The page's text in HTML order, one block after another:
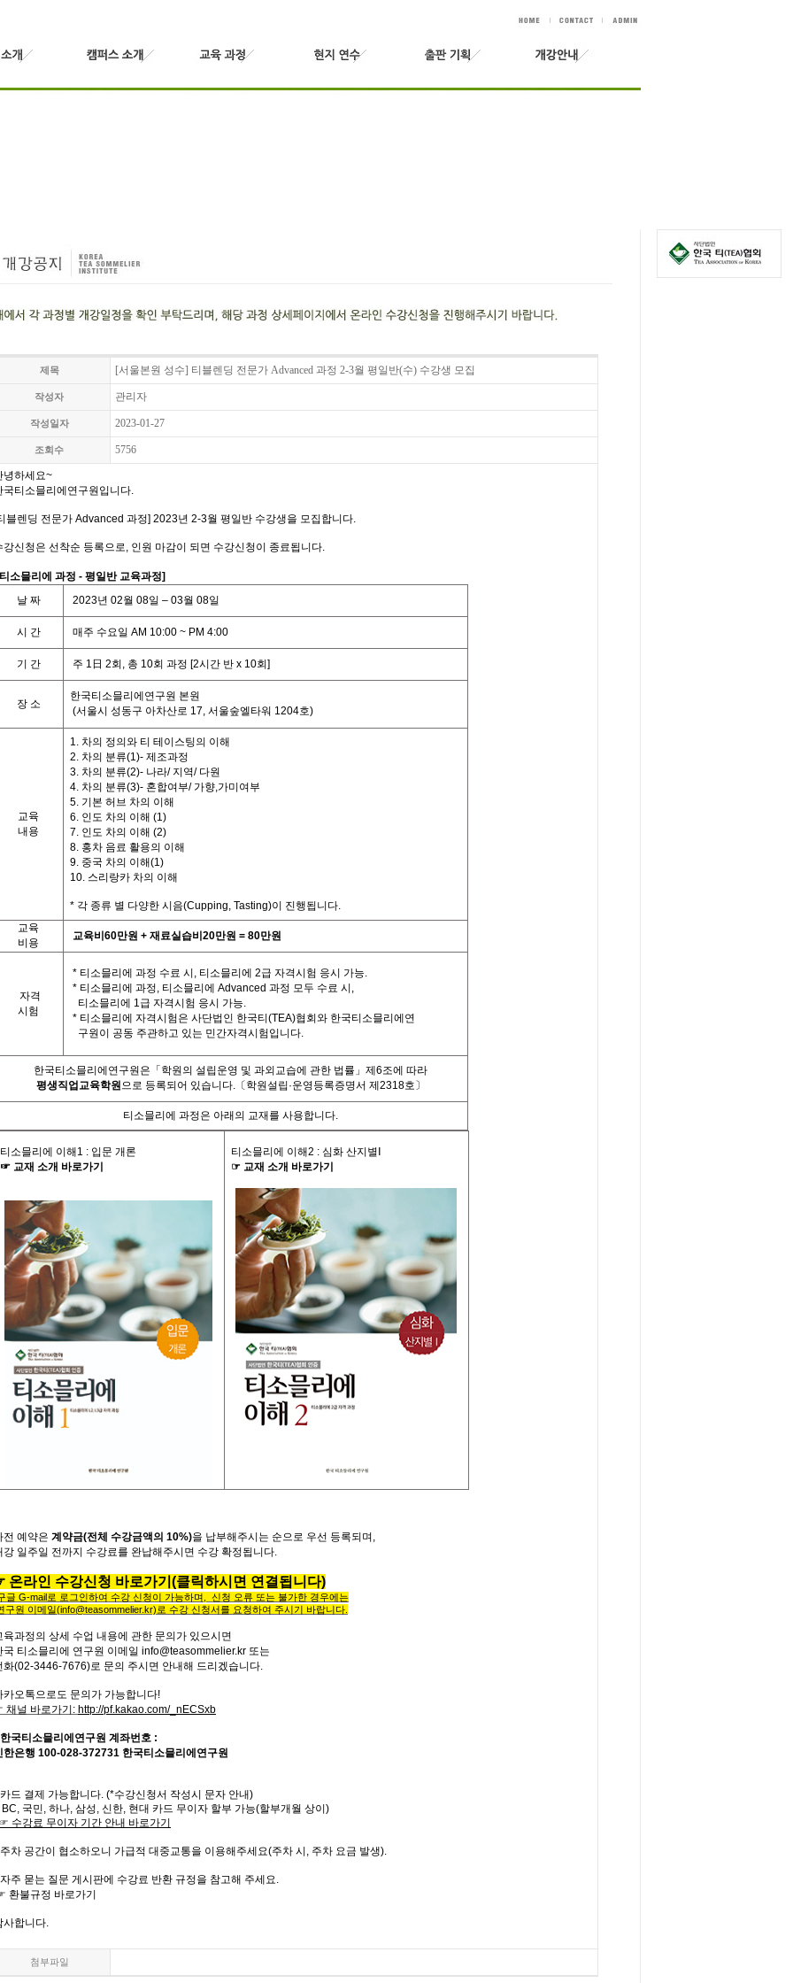
제목 [서울본원 성수] 티블렌딩 전문가 Advanced 과정 2-3월 평일반(수) 수강생 모집
작성자 관리자
작성일자 2023-01-27
조회수 5756
녕하세요~
국티소믈리에연구원입니다.
블렌딩 전문가 Advanced 과정] 2023년 2-3월 평일반 수강생을 모집합니다.
강신청은 선착순 등록으로, 인원 마감이 되면 수강신청이 종료됩니다.
티소믈리에 과정 - 평일반 교육과정]
날 짜 2023년 02월 08일 – 03월 08일
시 간 매주 수요일 AM 10:00 ~ PM 4:00
기 간 주 1 日 2회 , 총 10회 과정 [2시간 반x 10회 ]
장 소
한국티소믈리에연구원 본원
(서울시 성동구 아차산로 17, 서울숲엘타워 1204호)
교육
내용
1. 차의 정의와 티 테이스팅의 이해
2. 차의 분류(1)- 제조과정
3. 차의 분류(2)- 나라/ 지역/ 다원
4. 차의 분류(3)- 혼합여부/ 가향,가미여부
5. 기본 허브 차의 이해
6. 인도 차의 이해 (1)
7. 인도 차의 이해 (2)
8. 홍차 음료 활용의 이해
9. 중국 차의 이해(1)
10. 스리랑카 차의 이해
* 각 종류 별 다양한 시음(Cupping, Tasting)이 진행됩니다.
교육
비용
교육비 60만원 + 재료실습비 20만원 = 80만원
자격
시험
* 티소믈리에 과정 수료 시 , 티소믈리에 2급 자격시험 응시 가능.
* 티소믈리에 과정, 티소믈리에 Advanced 과정 모두 수료 시 ,
티소믈리에 1급 자격시험 응시 가능.
* 티소믈리에 자격시험은 사단법인 한국티 (TEA)협회와 한국티소믈리에연
구원이 공동 주관하고 있는 민간자격시험입니다.
한국티소믈리에연구원은「학원의 설립운영 및 과외교습에 관한 법률」제 6조에 따라
평생직업교육학원으로 등록되어 있습니다.〔학원설립·운영등록증명서 제2318호〕
티소믈리에 과정은 아래의 교재를 사용합니다.
티소믈리에 이해 1 : 입문 개론
☞ 교재 소개 바로가기
티소믈리에 이해2 : 심화 산지별
☞ 교재 소개 바로가기
전 예약은 계약금(전체 수강금액의 10%)을 납부해주시는 순으로 우선 등록되며 ,
강 일주일 전까지 수강료를 완납해주시면 수강 확정됩니다.
온라인 수강신청 바로가기 (클릭하시면 연결됩니다)
글 G-mail로 로그인하여 수강 신청이 가능하며, 신청 오류 또는 불가한 경우에는
구원 이메일(info@teasommelier.kr) 로 수강 신청서를 요청하여 주시기 바랍니다
육과정의 상세 수업 내용에 관한 문의가 있으시면
국 티소믈리에 연구원 이메일 info@teasommelier.kr 또는
화(02-3446-7676)로 문의 주시면 안내해 드리겠습니다.
카오톡으로도 문의가 가능합니다!
널 바로가기 : http://pf.kakao.com/_nECSxb
한국티소믈리에연구원 계좌번호 :
한은행 100-028-372731 한국티소믈리에연구원
카드 결제 가능합니다. (*수강신청서 작성시 문자 안내)
국민, 하나, 삼성, 신한, 현대 카드 무이자 할부 가능(할부개월 상이 )
수강료 무이자 기간 안내 바로가기
주차 공간이 협소하오니 가급적 대중교통을 이용해주세요(주차 시 , 주차 요금 발생).
자주 묻는 질문 게시판에 수강료 반환 규정을 참고해 주세요.
환불규정 바로가기
사합니다.
첨부파일